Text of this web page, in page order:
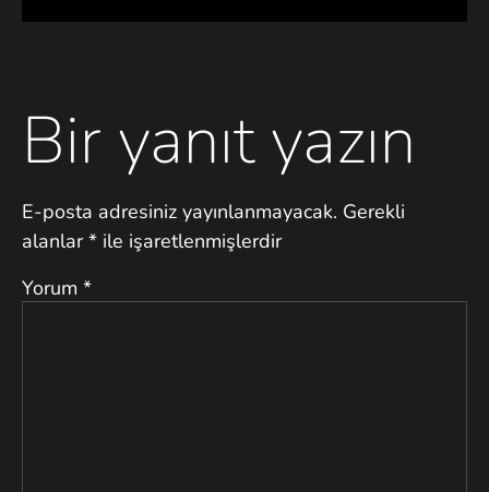
Bir yanıt yazın
E-posta adresiniz yayınlanmayacak. Gerekli
alanlar* ile işaretlenmişlerdir
Yorum *